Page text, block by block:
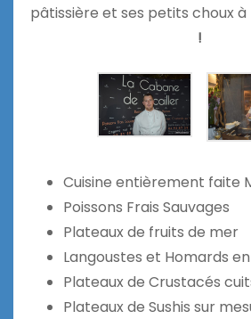
pâtissière et ses petits choux à
!
Cuisine entièrement faite
Poissons Frais Sauvages
Plateaux de fruits de mer
Langoustes et Homards
Plateaux de Crustacés
Plateaux de Sushis sur